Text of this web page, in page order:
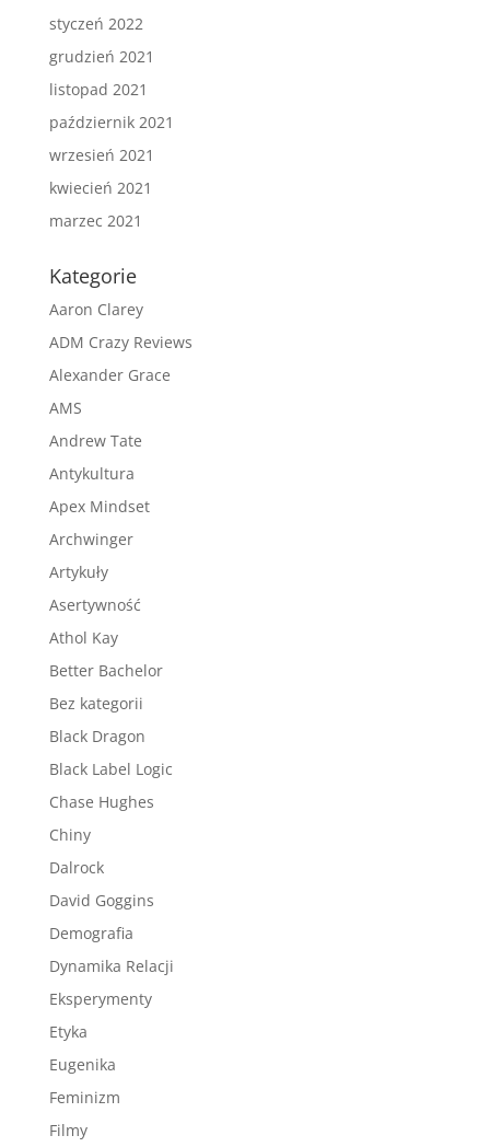
styczeń 2022
grudzień 2021
listopad 2021
październik 2021
wrzesień 2021
kwiecień 2021
marzec 2021
Kategorie
Aaron Clarey
ADM Crazy Reviews
Alexander Grace
AMS
Andrew Tate
Antykultura
Apex Mindset
Archwinger
Artykuły
Asertywność
Athol Kay
Better Bachelor
Bez kategorii
Black Dragon
Black Label Logic
Chase Hughes
Chiny
Dalrock
David Goggins
Demografia
Dynamika Relacji
Eksperymenty
Etyka
Eugenika
Feminizm
Filmy